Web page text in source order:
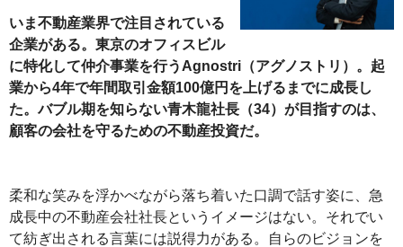
いま不動産業界で注目されている
企業がある。東京のオフィスビル
に特化して仲介事業を行うAgnostri（アグノストリ）。起
業から4年で年間取引金額100億円を上げるまでに成長し
た。バブル期を知らない青木龍社長（34）が目指すのは、
顧客の会社を守るための不動産投資だ。
柔和な笑みを浮かべながら落ち着いた口調で話す姿に、急
成長中の不動産会社社長というイメージはない。それでい
て紡ぎ出される言葉には説得力がある。自らのビジョンを